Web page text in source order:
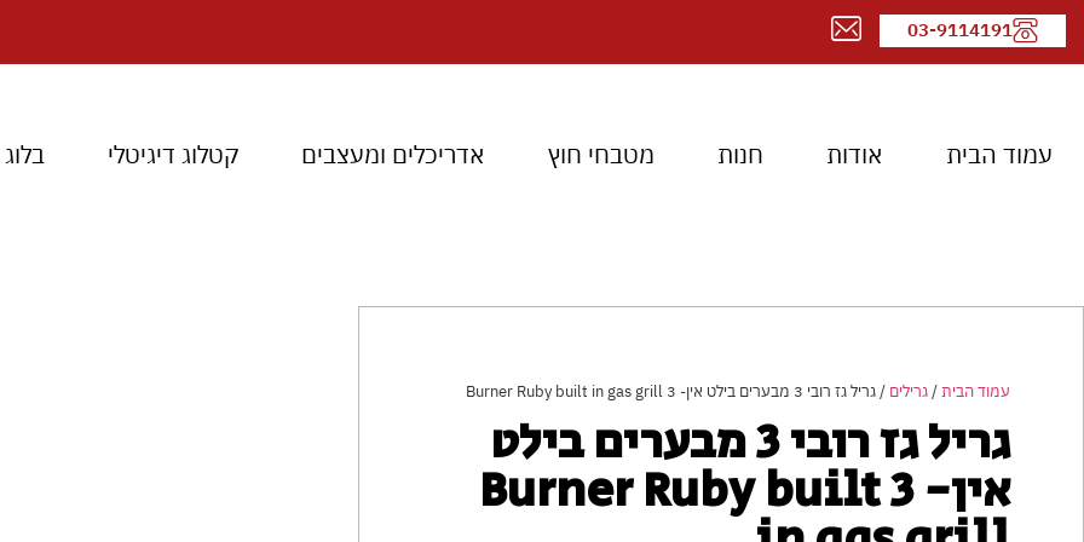
03-9114191
עמוד הבית אודות חנות מטבחי חוץ אדריכלים ומעצבים קטלוג דיגיטלי בלוג
עמוד הבית/גרילים / גריל גז רובי 3 מבערים בילט אין- 3 Burner Ruby built in gas grill
גריל גז רובי 3 מבערים בילט
אין- 3 Burner Ruby built